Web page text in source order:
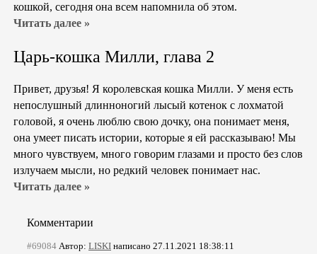
кошкой, сегодня она всем напомнила об этом.
Читать далее »
Царь-кошка Милли, глава 2
Привет, друзья! Я королевская кошка Милли. У меня есть
непослушный длинноногий лысый котенок с лохматой
головой, я очень люблю свою дочку, она понимает меня,
она умеет писать истории, которые я ей рассказываю! Мы
много чувствуем, много говорим глазами и просто без слов
излучаем мысли, но редкий человек понимает нас.
Читать далее »
Комментарии
#69084 Автор: LISKI написано 27.11.2021 18:38:11